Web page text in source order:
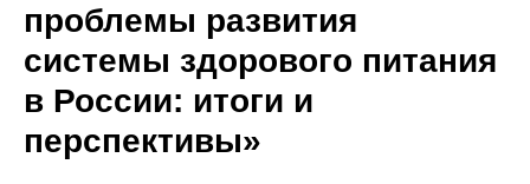
проблемы развития
системы здорового питания
в России: итоги и
перспективы»